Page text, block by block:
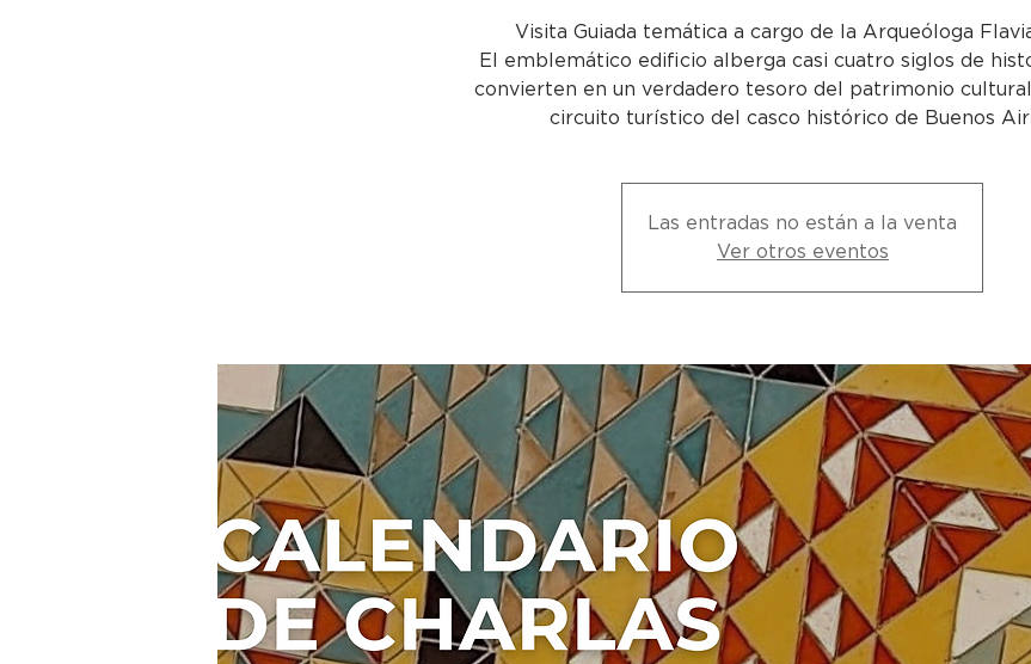
Visita Guiada temática a cargo de la Arqueóloga
El emblemático edificio alberga casi cuatro siglos de
convierten en un verdadero tesoro del patrimonio
circuito turístico del casco histórico de Buenos
Las entradas no están a la venta
Ver otros eventos